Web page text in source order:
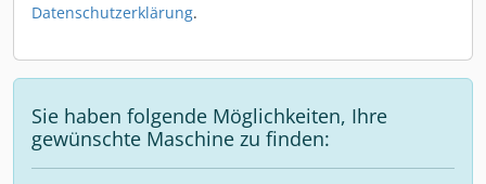
Datenschutzerklärung.
Sie haben folgende Möglichkeiten, Ihre
gewünschte Maschine zu finden: